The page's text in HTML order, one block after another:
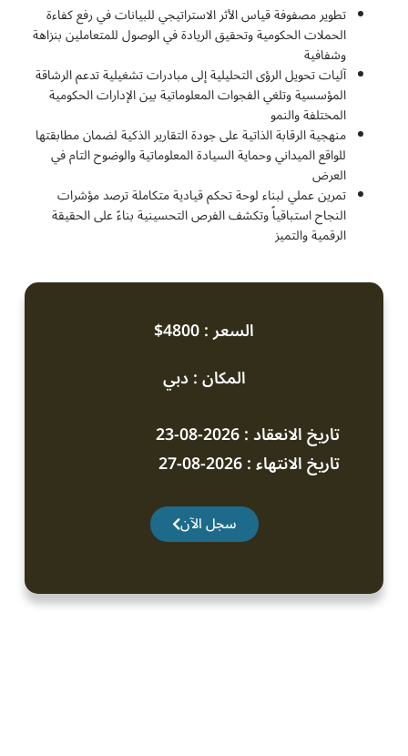
تطوير مصفوفة قياس الأثر الاستراتيجي للبيانات في رفع كفاءة
الحملات الحكومية وتحقيق الريادة في الوصول للمتعاملين بنزاهة
وشفافية
آليات تحويل الرؤى التحليلية إلى مبادرات تشغيلية تدعم الرشاقة
المؤسسية وتلغي الفجوات المعلوماتية بين الإدارات الحكومية
المختلفة والنمو
منهجية الرقابة الذاتية على جودة التقارير الذكية لضمان مطابقتها
للواقع الميداني وحماية السيادة المعلوماتية والوضوح التام في
العرض
تمرين عملي لبناء لوحة تحكم قيادية متكاملة ترصد مؤشرات
النجاح استباقياً وتكشف الفرص التحسينية بناءً على الحقيقة
الرقمية والتميز
السعر : 4800$
المكان : دبي
تاريخ الانعقاد : 2026-08-23
تاريخ الانتهاء : 2026-08-27
سجل الآن